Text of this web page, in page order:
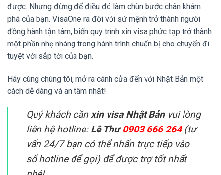
được. Nhưng đừng để điều đó làm chùn bước chân khám
phá của bạn. VisaOne ra đời với sứ mệnh trở thành người
đồng hành tận tâm, biến quy trình xin visa phức tạp trở thành
một phần nhẹ nhàng trong hành trình chuẩn bị cho chuyến đi
tuyệt vời sắp tới của bạn.
Hãy cùng chúng tôi, mở ra cánh cửa đến với Nhật Bản một
cách dễ dàng và an tâm nhất!
Quý khách cầnxin visa Nhật Bảnvui lòng
liên hệ hotline: Lê Thư 0903 666 264(tư
vấn 24/7 bạn có thể nhấn trực tiếp vào
số hotline để gọi) để được trợ tốt nhất